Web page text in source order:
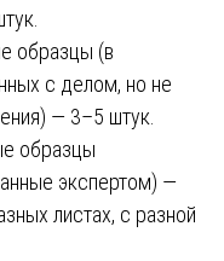
образцы (в
с делом, но не
— 3–5 штук.
образцы
экспертом) —
листах, с разной